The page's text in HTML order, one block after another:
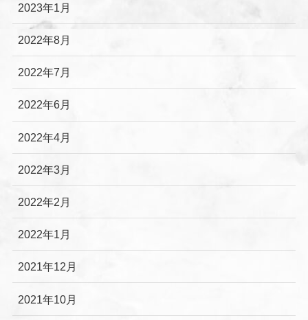
2023年1月
2022年8月
2022年7月
2022年6月
2022年4月
2022年3月
2022年2月
2022年1月
2021年12月
2021年10月